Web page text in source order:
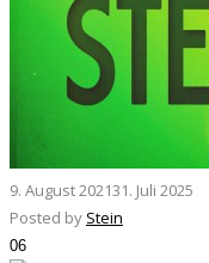
9. August 202131. Juli 2025
Posted by Stein
06